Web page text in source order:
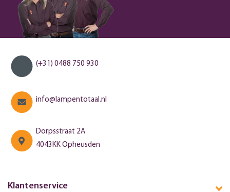
(+31) 0488 750 930
info@lampentotaal.nl
Dorpsstraat 2A
4043KK Opheusden
Klantenservice